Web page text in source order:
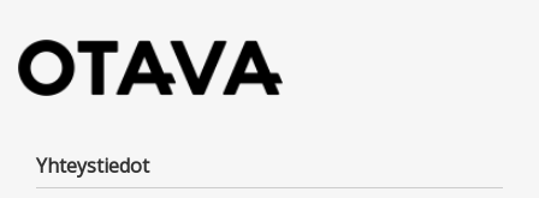
Yhteystiedot